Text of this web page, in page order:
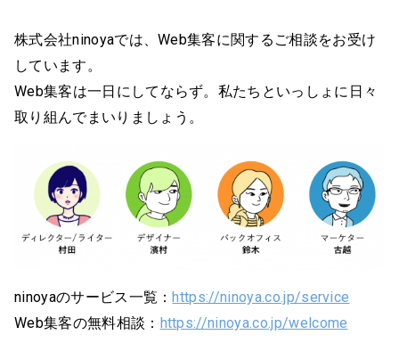
株式会社ninoyaでは、Web集客に関するご相談をお受け
しています。
Web集客は一日にしてならず。私たちといっしょに日々
取り組んでまいりましょう。
ninoyaのサービス一覧：https://ninoya.co.jp/service
Web集客の無料相談： https://ninoya.co.jp/welcome